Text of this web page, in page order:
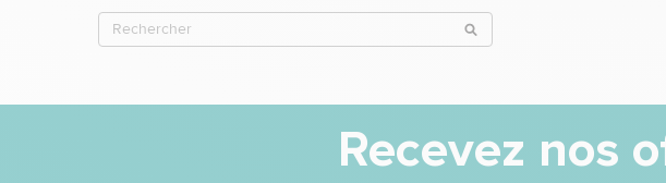
Recevez nos